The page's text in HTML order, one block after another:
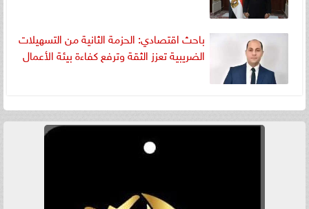
باحث اقتصادي: الحزمة الثانية من التسهيلات
الضريبية تعزز الثقة وترفع كفاءة بيئة الأعمال